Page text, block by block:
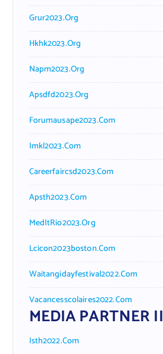
Grur2023.org
Hkhk2023.org
Napm2023.org
Apsdfd2023.org
Forumausape2023.com
Imkl2023.com
Careerfaircsd2023.com
Apsth2023.com
MedItRio2023.org
Lcicon2023boston.com
Waitangidayfestival2022.com
Vacancesscolaires2022.com
MEDIA PARTNER II
Isth2022.com